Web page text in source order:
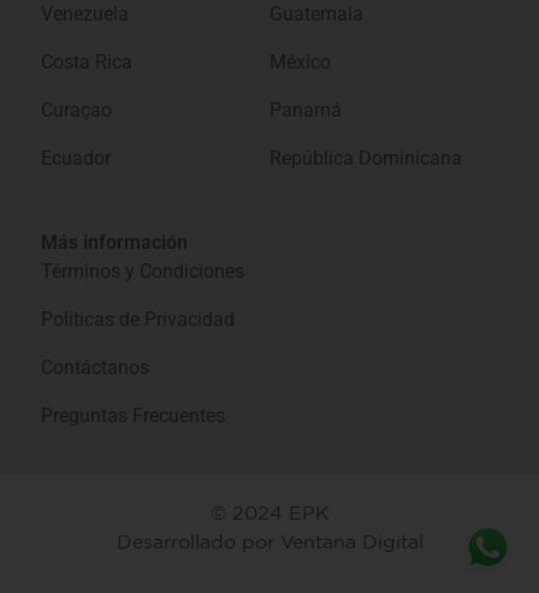
Venezuela
Costa Rica
Curaçao
Ecuador
Guatemala
México
Panamá
República Dominicana
Más información
Términos y Condiciones
Políticas de Privacidad
Contáctanos
Preguntas Frecuentes
© 2024 EPK
Desarrollado por Ventana Digital